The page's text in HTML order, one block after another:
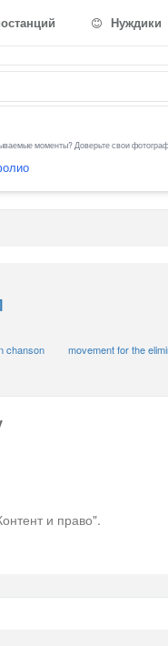
Нуждики
моменты? Доверьте свои
chanson movement for the
и право".